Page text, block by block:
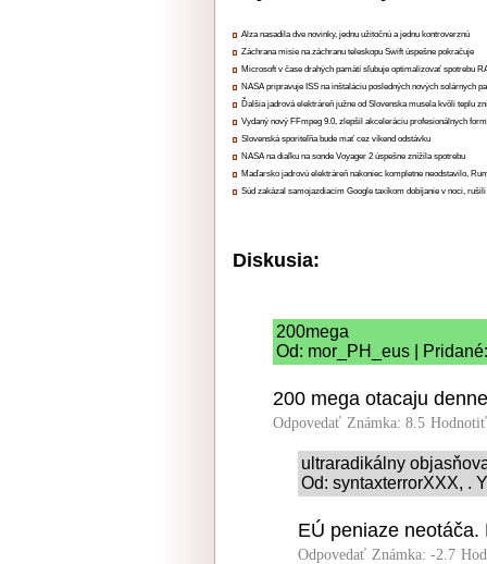
Alza nasadila dve novinky, jednu užitočnú a jednu kontroverznú
Záchrana misie na záchranu teleskopu Swift úspešne pokračuje
Microsoft v čase drahých pamätí sľubuje optimalizovať spotrebu
NASA pripravuje ISS na inštaláciu posledných nových solárnych
Ďalšia jadrová elektráreň južne od Slovenska musela kvôli teplu
Vydaný nový FFmpeg 9.0, zlepšil akceleráciu profesionálnych
Slovenská sporiteľňa bude mať cez víkend odstávku
NASA na diaľku na sonde Voyager 2 úspešne znížila spotrebu
Maďarsko jadrovú elektráreň nakoniec kompletne neodstavilo,
Súd zakázal samojazdiacim Google taxíkom dobíjanie v noci,
Diskusia:
200mega
Od: mor_PH_eus |
200 mega otacaju
Odpovedať Známka: 8.5
ultraradikálny
Od: syntaxterrorXXX, .
EÚ peniaze
Odpovedať Známka: -2.7